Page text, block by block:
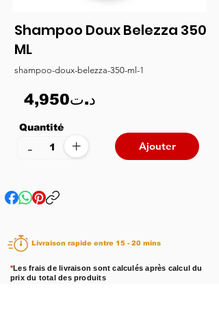
Shampoo Doux Belezza 350
ML
shampoo-doux-belezza-350-ml-1
4,950د.ت
Quantité
+
- Ajouter
Livraison rapide entre 15 - 20 mins
*Les frais de livraison sont calculés après calcul du
prix du total des produits